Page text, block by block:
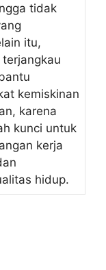
tidak
itu,
kemiskinan
karena
kunci untuk
kerja
hidup.